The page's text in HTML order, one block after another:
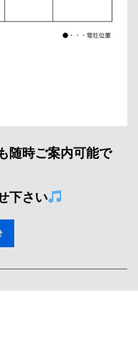
随時ご案内可能で
下さい